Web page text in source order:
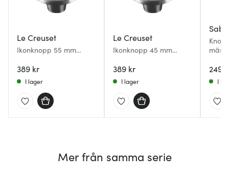
Le Creuset
Ikonknopp 55 mm
389 kr
I lager
Le Creuset
Ikonknopp 45 mm
389 kr
I lager
249
I
Mer från samma serie